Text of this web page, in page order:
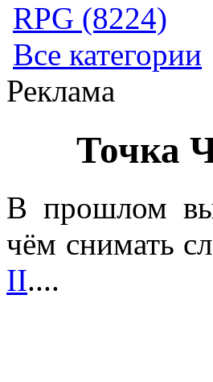
RPG (8224)
Все категории
Реклама
Точка
В прошлом
чём снимать
II....